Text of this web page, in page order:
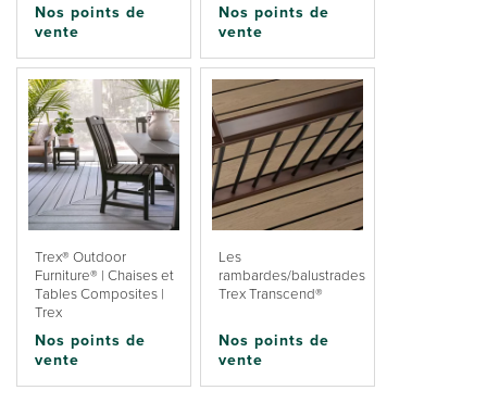
Nos points de
vente
Nos points de
vente
Trex® Outdoor
Furniture® | Chaises et
Tables Composites |
Trex
Nos points de
vente
Les
rambardes/balustrades
Trex Transcend®
Nos points de
vente